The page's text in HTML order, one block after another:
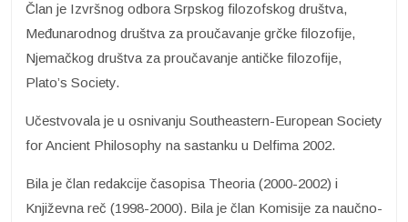
Član je Izvršnog odbora Srpskog filozofskog društva,
Međunarodnog društva za proučavanje grčke filozofije,
Njemačkog društva za proučavanje antičke filozofije,
Plato’s Society.
Učestvovala je u osnivanju Southeastern-European Society
for Ancient Philosophy na sastanku u Delfima 2002.
Bila je član redakcije časopisa Theoria (2000-2002) i
Književna reč (1998-2000). Bila je član Komisije za naučno-